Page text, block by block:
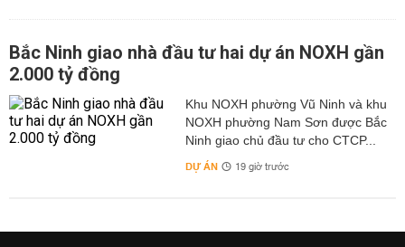
Bắc Ninh giao nhà đầu tư hai dự án NOXH gần
2.000 tỷ đồng
Khu NOXH phường Vũ Ninh và khu
NOXH phường Nam Sơn được Bắc
Ninh giao chủ đầu tư cho CTCP...
DỰ ÁN 19 giờ trước